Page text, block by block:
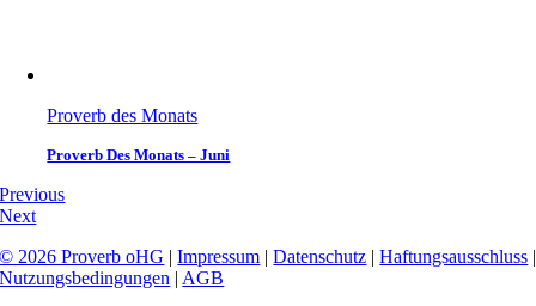
Proverb des Monats
Proverb Des Monats – Juni
Previous
Next
© 2026 Proverb oHG |Impressum |Datenschutz |Haftungsausschluss |
Nutzungsbedingungen | AGB